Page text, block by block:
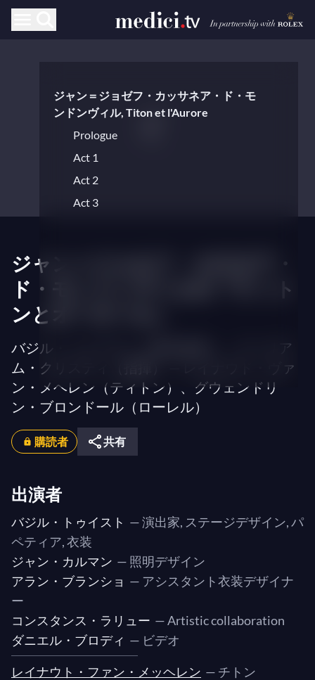
ジャン＝ジョゼフ・カッサネア・ド・モ
ンドンヴィル, Titon et l'Aurore
Prologue
Act 1
Act 2
Act 3
ジャン＝ジョセフ・カサネア・
ド・モンドンヴィルの『ティト
ンとオーロール』
バジル・トゥイスト（舞台監督）、ウィリア
ム・クリスティ（指揮） — レイナウド・ヴァ
ン・メヘレン（ティトン）、グウェンドリ
ン・ブロンドール（ローレル）
購読者 共有
出演者
バジル・トゥイスト — 演出家, ステージデザイン, パ
ペティア, 衣装
ジャン・カルマン — 照明デザイン
アラン・ブランショ — アシスタント衣装デザイナ
ー
コンスタンス・ラリュー — Artistic collaboration
ダニエル・ブロディ — ビデオ
レイナウト・ファン・メッヘレン — チトン